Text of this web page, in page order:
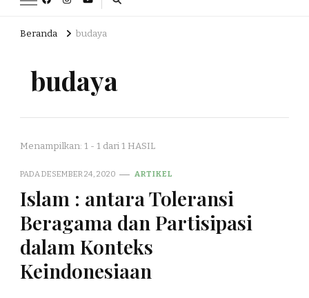
Beranda budaya
budaya
Menampilkan: 1 - 1 dari 1 HASIL
PADADESEMBER 24, 2020 ARTIKEL
Islam : antara Toleransi
Beragama dan Partisipasi
dalam Konteks
Keindonesiaan